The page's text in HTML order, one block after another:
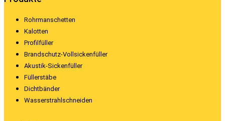
Rohrmanschetten
Kalotten
Profilfüller
Brandschutz-Vollsickenfüller
Akustik-Sickenfüller
Füllerstäbe
Dichtbänder
Wasserstrahlschneiden